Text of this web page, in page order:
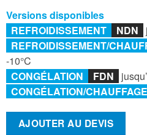
Versions disponibles
REFROIDISSEMENT
NDN
REFROIDISSEMENT/
-10°C
CONGÉLATION
FDN
CONGÉLATION/CHAUFFAGE
AJOUTER AU DEVIS